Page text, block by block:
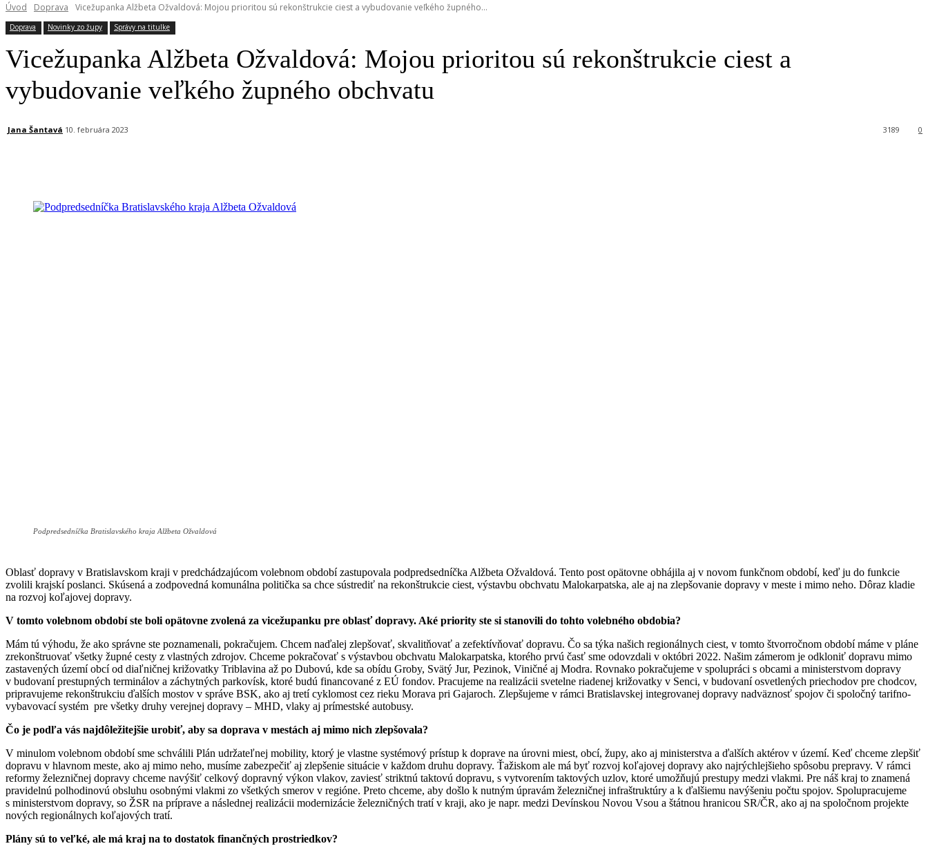
Úvod Doprava Vicežupanka Alžbeta Ožvaldová: Mojou prioritou sú rekonštrukcie ciest a vybudovanie veľkého župného...
Doprava Novinky zo župy Správy na titulke
Vicežupanka Alžbeta Ožvaldová: Mojou prioritou sú rekonštrukcie ciest a
vybudovanie veľkého župného obchvatu
Jana Šantavá 10. februára 2023 0
3189
Podpredsedníčka Bratislavského kraja Alžbeta Ožvaldová
Oblasť dopravy v Bratislavskom kraji v predchádzajúcom volebnom období zastupovala podpredsedníčka Alžbeta Ožvaldová. Tento post opätovne obhájila aj v novom funkčnom období, keď ju do funkcie
zvolili krajskí poslanci. Skúsená a zodpovedná komunálna politička sa chce sústrediť na rekonštrukcie ciest, výstavbu obchvatu Malokarpatska, ale aj na zlepšovanie dopravy v meste i mimo neho. Dôraz kladie
na rozvoj koľajovej dopravy.
V tomto volebnom období ste boli opätovne zvolená za vicežupanku pre oblasť dopravy. Aké priority ste si stanovili do tohto volebného obdobia?
Mám tú výhodu, že ako správne ste poznamenali, pokračujem. Chcem naďalej zlepšovať, skvalitňovať a zefektívňovať dopravu. Čo sa týka našich regionálnych ciest, v tomto štvorročnom období máme v pláne
zrekonštruovať všetky župné cesty z vlastných zdrojov. Chceme pokračovať s výstavbou obchvatu Malokarpatska, ktorého prvú časť sme odovzdali v októbri 2022. Našim zámerom je odkloniť dopravu mimo
zastavených území obcí od diaľničnej križovatky Triblavina až po Dubovú, kde sa obídu Groby, Svätý Jur, Pezinok, Viničné aj Modra. Rovnako pokračujeme v spolupráci s obcami a ministerstvom dopravy
v budovaní prestupných terminálov a záchytných parkovísk, ktoré budú financované z EÚ fondov. Pracujeme na realizácii svetelne riadenej križovatky v Senci, v budovaní osvetlených priechodov pre chodcov,
pripravujeme rekonštrukciu ďalších mostov v správe BSK, ako aj tretí cyklomost cez rieku Morava pri Gajaroch. Zlepšujeme v rámci Bratislavskej integrovanej dopravy nadväznosť spojov či spoločný tarifno-
vybavovací systém pre všetky druhy verejnej dopravy – MHD, vlaky aj prímestské autobusy.
Čo je podľa vás najdôležitejšie urobiť, aby sa doprava v mestách aj mimo nich zlepšovala?
V minulom volebnom období sme schválili Plán udržateľnej mobility, ktorý je vlastne systémový prístup k doprave na úrovni miest, obcí, župy, ako aj ministerstva a ďalších aktérov v území. Keď chceme zlepšiť
dopravu v hlavnom meste, ako aj mimo neho, musíme zabezpečiť aj zlepšenie situácie v každom druhu dopravy. Ťažiskom ale má byť rozvoj koľajovej dopravy ako najrýchlejšieho spôsobu prepravy. V rámci
reformy železničnej dopravy chceme navýšiť celkový dopravný výkon vlakov, zaviesť striktnú taktovú dopravu, s vytvorením taktových uzlov, ktoré umožňujú prestupy medzi vlakmi. Pre náš kraj to znamená
pravidelnú polhodinovú obsluhu osobnými vlakmi zo všetkých smerov v regióne. Preto chceme, aby došlo k nutným úpravám železničnej infraštruktúry a k ďalšiemu navýšeniu počtu spojov. Spolupracujeme
s ministerstvom dopravy, so ŽSR na príprave a následnej realizácii modernizácie železničných tratí v kraji, ako je napr. medzi Devínskou Novou Vsou a štátnou hranicou SR/ČR, ako aj na spoločnom projekte
nových regionálnych koľajových tratí.
Plány sú to veľké, ale má kraj na to dostatok finančných prostriedkov?